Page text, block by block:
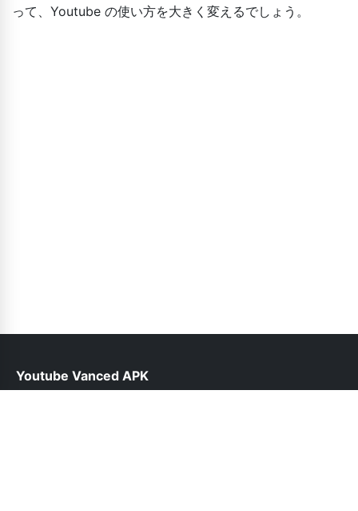
って、Youtube の使い方を大きく変えるでしょう。
Youtube Vanced APK